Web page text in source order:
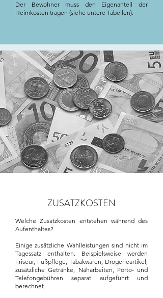
Der Bewohner muss den Eigenanteil der
Heimkosten tragen (siehe untere Tabellen).
ZUSATZKOSTEN
Welche Zusatzkosten entstehen während des
Aufenthaltes?
Einige zusätzliche Wahlleistungen sind nicht im
Tagessatz enthalten. Beispielsweise werden
Friseur, Fußpflege, Tabakwaren, Drogerieartikel,
zusätzliche Getränke, Näharbeiten, Porto- und
Telefongebühren separat aufgeführt und
berechnet.